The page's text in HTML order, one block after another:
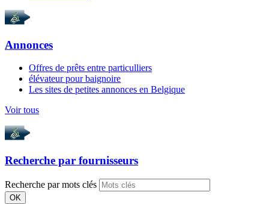
Annonces
Offres de prêts entre particulliers
élévateur pour baignoire
Les sites de petites annonces en Belgique
Voir tous
Recherche par fournisseurs
Recherche par mots clés
OK